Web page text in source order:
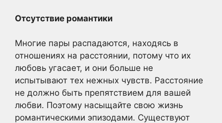
Отсутствие романтики
Многие пары распадаются, находясь в
отношениях на расстоянии, потому что их
любовь угасает, и они больше не
испытывают тех нежных чувств. Расстояние
не должно быть препятствием для вашей
любви. Поэтому насыщайте свою жизнь
романтическими эпизодами. Существуют